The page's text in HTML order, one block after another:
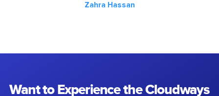
Zahra Hassan
Want to Experience the Cloudways